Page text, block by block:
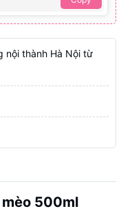
nội thành Hà Nội từ
500ml